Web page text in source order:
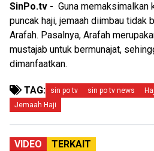
SinPo.tv - Guna memaksimalkan
puncak haji, jemaah diimbau tidak
Arafah. Pasalnya, Arafah
mustajab untuk bermunajat,
dimanfaatkan.
TAG: sin po tv sin po tv news
Jemaah Haji
VIDEO TERKAIT